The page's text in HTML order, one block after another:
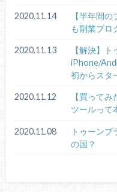
2020.11.14
【半年間
も副業ブロ
2020.11.13
【解決】
iPhone/
初からスタ
2020.11.12
【買って
ツールって
2020.11.08
トゥーンブ
の国？